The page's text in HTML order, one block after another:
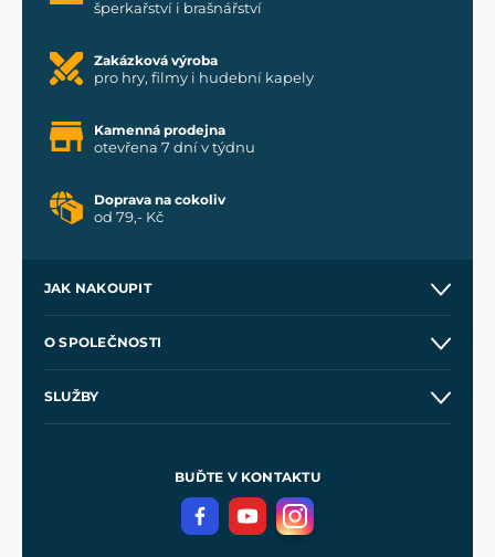
šperkařství i brašnářství
Zakázková výroba
pro hry, filmy i hudební kapely
Kamenná prodejna
otevřena 7 dní v týdnu
Doprava na cokoliv
od 79,- Kč
JAK NAKOUPIT
Velkoobchod
O SPOLEČNOSTI
SLUŽBY
Meče pro Kingdom Come
BUĎTE V KONTAKTU